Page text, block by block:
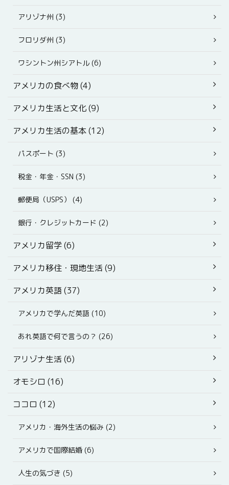
アリゾナ州 (3)
フロリダ州 (3)
ワシントン州シアトル (6)
アメリカの食べ物 (4)
アメリカ生活と文化 (9)
アメリカ生活の基本 (12)
パスポート (3)
税金・年金・SSN (3)
郵便局（USPS） (4)
銀行・クレジットカード (2)
アメリカ留学 (6)
アメリカ移住・現地生活 (9)
アメリカ英語 (37)
アメリカで学んだ英語 (10)
あれ英語で何で言うの？ (26)
アリゾナ生活 (6)
オモシロ (16)
ココロ (12)
アメリカ・海外生活の悩み (2)
アメリカで国際結婚 (6)
人生の気づき (5)